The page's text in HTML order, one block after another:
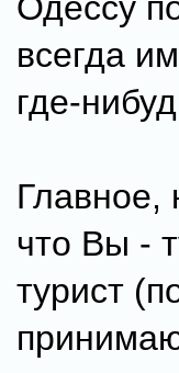
всегда
где-
Главное,
что Вы -
турист